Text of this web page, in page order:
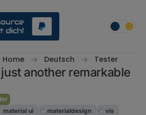
Home Deutsch Tester
another remarkable
material ui materialdesign
vis